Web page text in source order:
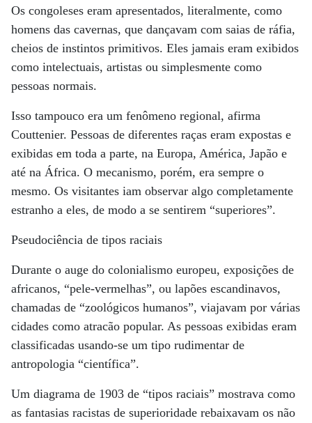
Os congoleses eram apresentados, literalmente, como
homens das cavernas, que dançavam com saias de ráfia,
cheios de instintos primitivos. Eles jamais eram exibidos
como intelectuais, artistas ou simplesmente como
pessoas normais.
Isso tampouco era um fenômeno regional, afirma
Couttenier. Pessoas de diferentes raças eram expostas e
exibidas em toda a parte, na Europa, América, Japão e
até na África. O mecanismo, porém, era sempre o
mesmo. Os visitantes iam observar algo completamente
estranho a eles, de modo a se sentirem “superiores”.
Pseudociência de tipos raciais
Durante o auge do colonialismo europeu, exposições de
africanos, “pele-vermelhas”, ou lapões escandinavos,
chamadas de “zoológicos humanos”, viajavam por várias
cidades como atracão popular. As pessoas exibidas eram
classificadas usando-se um tipo rudimentar de
antropologia “científica”.
Um diagrama de 1903 de “tipos raciais” mostrava como
as fantasias racistas de superioridade rebaixavam os não